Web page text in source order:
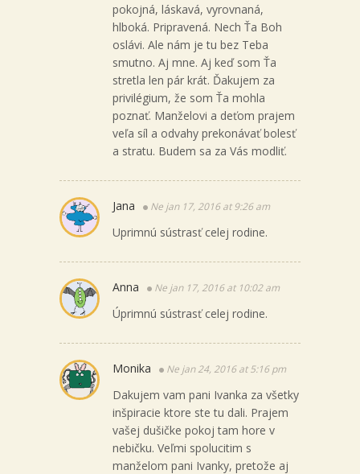
pokojná, láskavá, vyrovnaná,
hlboká. Pripravená. Nech Ťa Boh
oslávi. Ale nám je tu bez Teba
smutno. Aj mne. Aj keď som Ťa
stretla len pár krát. Ďakujem za
privilégium, že som Ťa mohla
poznať. Manželovi a deťom prajem
veľa síl a odvahy prekonávať bolesť
a stratu. Budem sa za Vás modliť.
Jana Ne jan 17, 2016 at 9:26 am
Uprimnú sústrasť celej rodine.
Anna Ne jan 17, 2016 at 10:02 am
Úprimnú sústrasť celej rodine.
Monika Ne jan 24, 2016 at 5:16 pm
Dakujem vam pani Ivanka za všetky
inšpiracie ktore ste tu dali. Prajem
vašej dušičke pokoj tam hore v
nebičku. Veľmi spolucitim s
manželom pani Ivanky, pretože aj